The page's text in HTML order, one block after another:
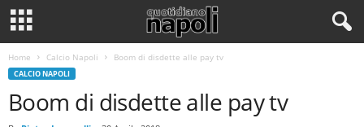
Home Calcio Napoli Boom di disdette alle pay tv
CALCIO NAPOLI
Boom di disdette alle pay tv